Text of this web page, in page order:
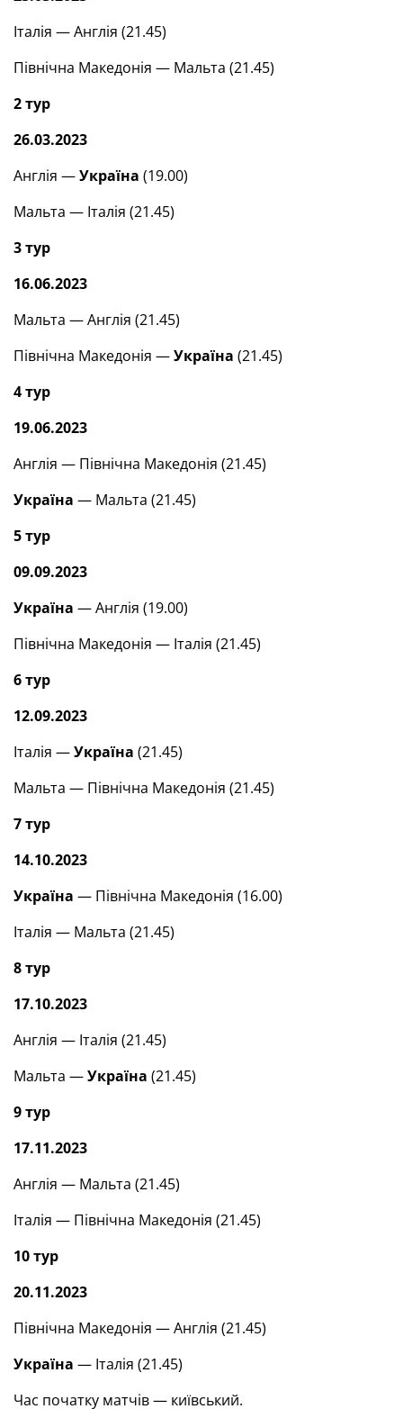
Італія — Англія (21.45)
Північна Македонія — Мальта (21.45)
2 тур
26.03.2023
Англія —Україна (19.00)
Мальта — Італія (21.45)
3 тур
16.06.2023
Мальта — Англія (21.45)
Північна Македонія —Україна (21.45)
4 тур
19.06.2023
Англія — Північна Македонія (21.45)
Україна — Мальта (21.45)
5 тур
09.09.2023
Україна — Англія (19.00)
Північна Македонія — Італія (21.45)
6 тур
12.09.2023
Італія —Україна (21.45)
Мальта — Північна Македонія (21.45)
7 тур
14.10.2023
Україна — Північна Македонія (16.00)
Італія — Мальта (21.45)
8 тур
17.10.2023
Англія — Італія (21.45)
Мальта —Україна (21.45)
9 тур
17.11.2023
Англія — Мальта (21.45)
Італія — Північна Македонія (21.45)
10 тур
20.11.2023
Північна Македонія — Англія (21.45)
Україна — Італія (21.45)
Час початку матчів — київський.